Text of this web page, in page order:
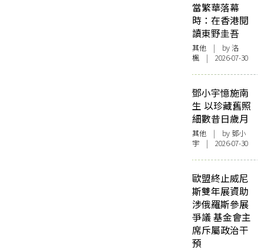
當繁華落幕
時：在香港閱
讀東野圭吾
其他 | by洛
楓 | 2026-07-30
鄧小宇憶施南
生 以珍藏舊照
細數昔日歲月
其他 | by 鄧小
宇 | 2026-07-30
歐盟終止威尼
斯雙年展資助
涉俄羅斯參展
爭議 基金會主
席斥屬政治干
預